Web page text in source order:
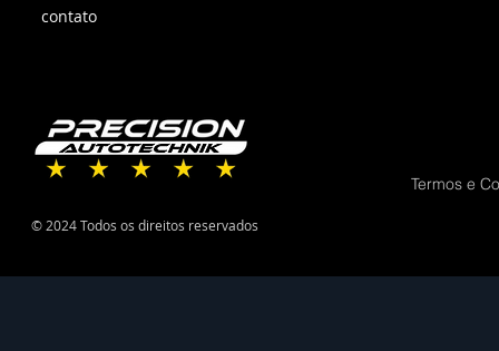
contato
© 2024 Todos os direitos reservados
Termos e